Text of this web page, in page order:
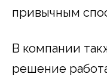
привычным
В компании
решение